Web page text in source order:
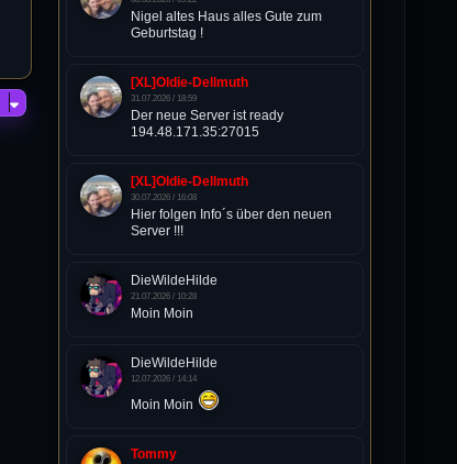
Nigel altes Haus alles Gute zum
Geburtstag !
[XL]Oldie-Dellmuth
31.07.2026 / 18:59
Der neue Server ist ready
194.48.171.35:27015
[XL]Oldie-Dellmuth
30.07.2026 / 16:08
Hier folgen Info´s über den neuen
Server !!!
DieWildeHilde
21.07.2026 / 10:28
Moin Moin
DieWildeHilde
12.07.2026 / 14:14
Moin Moin
Tommy